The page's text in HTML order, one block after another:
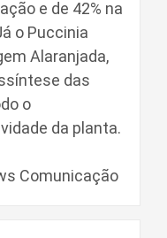
e de 42% na
o Puccinia
Alaranjada,
das
o
da planta.
Comunicação